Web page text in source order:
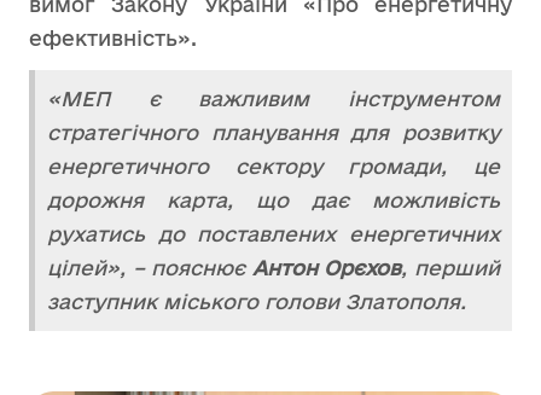
ефективність».
«МЕП є важливим інструментом
стратегічного планування для розвитку
енергетичного сектору громади, це
дорожня карта, що дає можливість
рухатись до поставлених енергетичних
цілей», – пояснює Антон Орєхов, перший
заступник міського голови Златополя.